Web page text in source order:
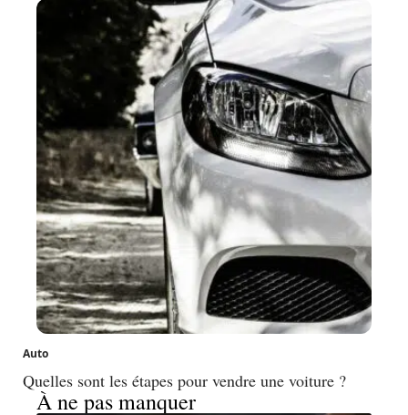
Auto
Quelles sont les étapes pour vendre une voiture ?
À ne pas manquer